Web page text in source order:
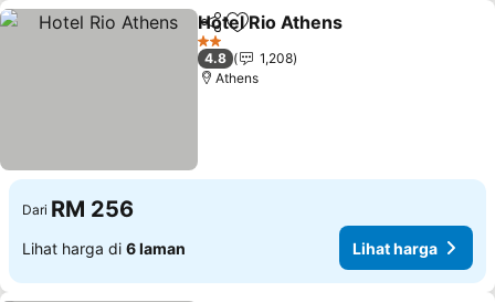
KongsiTambah ke favorit
Hotel Rio Athens
2 Bintang
4.8
1,208
Athens
Dari RM 256
Lihat harga di 6 laman Lihat harga